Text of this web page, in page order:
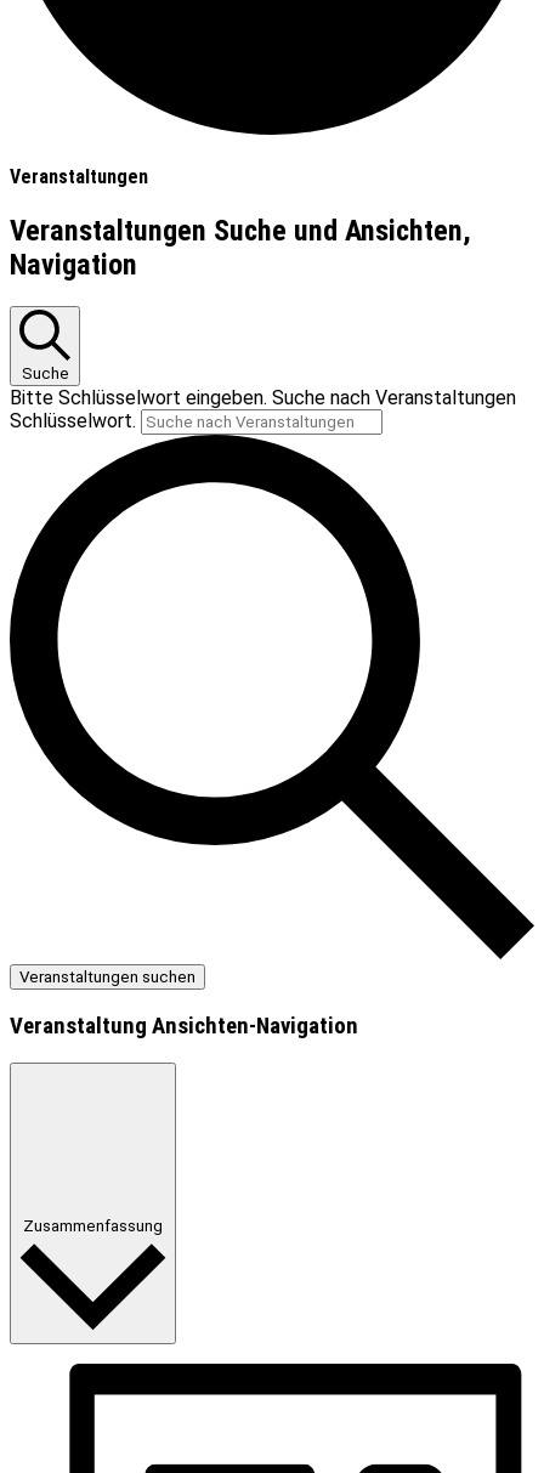
Veranstaltungen
Veranstaltungen Suche und Ansichten,
Navigation
Suche
Bitte Schlüsselwort eingeben. Suche nach Veranstaltungen
Schlüsselwort.
Veranstaltungen suchen
Veranstaltung Ansichten-Navigation
Zusammenfassung